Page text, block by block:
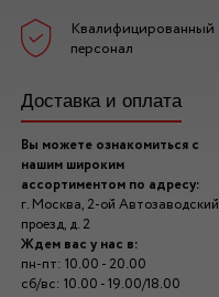
Квалифицированный
персонал
Доставка и оплата
Вы можете ознакомиться с
нашим широким
ассортиментом по адресу:
г. Москва, 2-ой Автозаводский
проезд, д. 2
Ждем вас у нас в:
пн-пт: 10.00 - 20.00
сб/вс: 10.00 - 19.00/18.00